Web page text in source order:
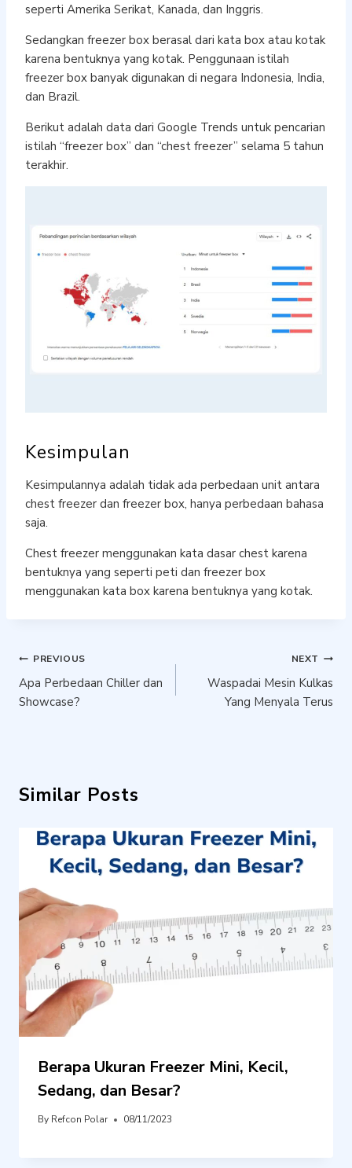
seperti Amerika Serikat, Kanada, dan Inggris.
Sedangkan freezer box berasal dari kata box atau kotak
karena bentuknya yang kotak. Penggunaan istilah
freezer box banyak digunakan di negara Indonesia, India,
dan Brazil.
Berikut adalah data dari Google Trends untuk pencarian
istilah “freezer box” dan “chest freezer” selama 5 tahun
terakhir.
Kesimpulan
Kesimpulannya adalah tidak ada perbedaan unit antara
chest freezer dan freezer box, hanya perbedaan bahasa
saja.
Chest freezer menggunakan kata dasar chest karena
bentuknya yang seperti peti dan freezer box
menggunakan kata box karena bentuknya yang kotak.
Post
navigation
PREVIOUS
Apa Perbedaan Chiller dan
Showcase?
NEXT
Waspadai Mesin Kulkas
Yang Menyala Terus
Similar Posts
Berapa Ukuran Freezer Mini, Kecil,
Sedang, dan Besar?
By Refcon Polar 08/11/2023